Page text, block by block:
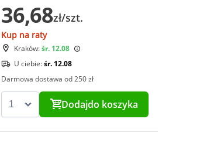
36,68zł/szt.
Kup na raty
Kraków:śr. 12.08
U ciebie:śr. 12.08
Darmowa dostawa od 250 zł
Dodajdo koszyka